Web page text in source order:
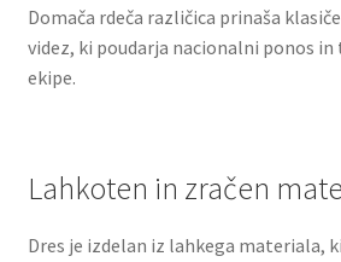
Domača rdeča različica prinaša
videz, ki poudarja nacionalni ponos
ekipe.
Lahkoten in zračen
Dres je izdelan iz lahkega materiala,